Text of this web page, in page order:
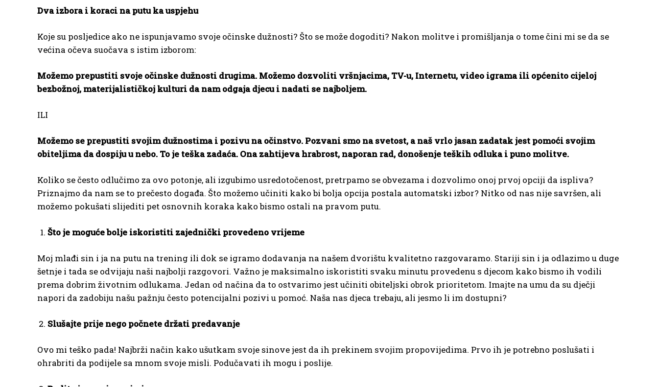
Dva izbora i koraci na putu ka uspjehu
Koje su posljedice ako ne ispunjavamo svoje očinske dužnosti? Što se može dogoditi? Nakon molitve i promišljanja o tome čini mi se da se
većina očeva suočava s istim izborom:
Možemo prepustiti svoje očinske dužnosti drugima. Možemo dozvoliti vršnjacima, TV-u, Internetu, video igrama ili općenito cijeloj
bezbožnoj, materijalističkoj kulturi da nam odgaja djecu i nadati se najboljem.
ILI
Možemo se prepustiti svojim dužnostima i pozivu na očinstvo. Pozvani smo na svetost, a naš vrlo jasan zadatak jest pomoći svojim
obiteljima da dospiju u nebo. To je teška zadaća. Ona zahtijeva hrabrost, naporan rad, donošenje teških odluka i puno molitve.
Koliko se često odlučimo za ovo potonje, ali izgubimo usredotočenost, pretrpamo se obvezama i dozvolimo onoj prvoj opciji da ispliva?
Priznajmo da nam se to prečesto događa. Što možemo učiniti kako bi bolja opcija postala automatski izbor? Nitko od nas nije savršen, ali
možemo pokušati slijediti pet osnovnih koraka kako bismo ostali na pravom putu.
Što je moguće bolje iskoristiti zajednički provedeno vrijeme
Moj mlađi sin i ja na putu na trening ili dok se igramo dodavanja na našem dvorištu kvalitetno razgovaramo. Stariji sin i ja odlazimo u duge
šetnje i tada se odvijaju naši najbolji razgovori. Važno je maksimalno iskoristiti svaku minutu provedenu s djecom kako bismo ih vodili
prema dobrim životnim odlukama. Jedan od načina da to ostvarimo jest učiniti obiteljski obrok prioritetom. Imajte na umu da su dječji
napori da zadobiju našu pažnju često potencijalni pozivi u pomoć. Naša nas djeca trebaju, ali jesmo li im dostupni?
Slušajte prije nego počnete držati predavanje
Ovo mi teško pada! Najbrži način kako ušutkam svoje sinove jest da ih prekinem svojim propovijedima. Prvo ih je potrebno poslušati i
ohrabriti da podijele sa mnom svoje misli. Podučavati ih mogu i poslije.